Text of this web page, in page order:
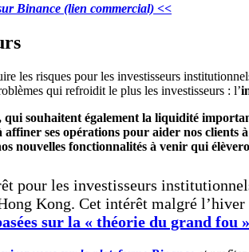
Binance (lien commercial) <<
les risques pour les investisseurs
qui refroidit le plus les investisseurs : l’
souhaitent également la liquidité
ses opérations pour aider nos
nouvelles fonctionnalités à venir qui
pour les investisseurs
Kong. Cet intérêt malgré
sur la « théorie du grand fou »